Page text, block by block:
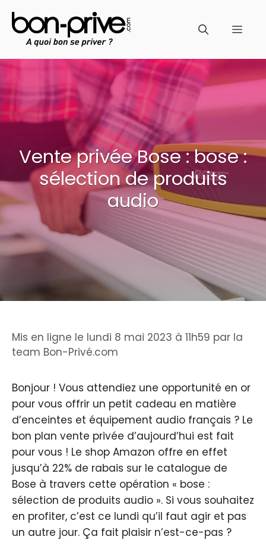
au
contenu
Vente privée Bose : bose :
sélection de produits
audio
Mis en ligne le lundi 8 mai 2023 à 11h59 par la
team Bon-Privé.com
Bonjour ! Vous attendiez une opportunité en or
pour vous offrir un petit cadeau en matière
d’enceintes et équipement audio français ? Le
bon plan vente privée d’aujourd’hui est fait
pour vous ! Le shop Amazon offre en effet
jusqu’à 22% de rabais sur le catalogue de
Bose à travers cette opération « bose :
sélection de produits audio ». Si vous souhaitez
en profiter, c’est ce lundi qu’il faut agir et pas
un autre jour. Ça fait plaisir n’est-ce-pas ?